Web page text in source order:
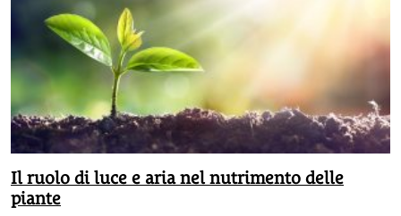
Il ruolo di luce e aria nel nutrimento delle
piante